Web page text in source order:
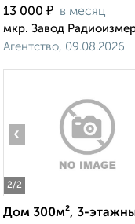
13 000 ₽ в месяц
мкр. Завод
Агентство, 09.08.2026
2/2
‹
Дом 300м², 3-